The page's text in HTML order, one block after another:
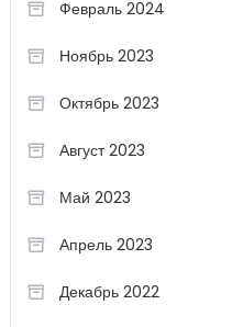
Февраль 2024
Ноябрь 2023
Октябрь 2023
Август 2023
Май 2023
Апрель 2023
Декабрь 2022